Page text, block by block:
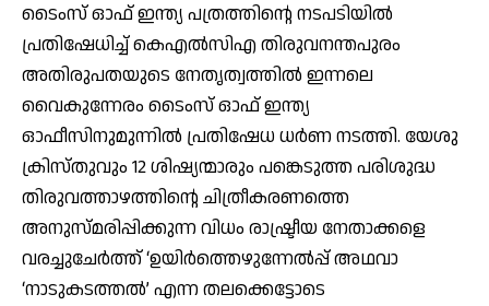
ടൈംസ് ഓഫ് ഇന്ത്യ പത്രത്തിന്റെ നടപടിയില്‍
പ്രതിഷേധിച്ച് കെഎല്‍സിഎ തിരുവനന്തപുരം
അതിരുപതയുടെ നേതൃത്വത്തില്‍ ഇന്നലെ
വൈകുന്നേരം ടൈംസ് ഓഫ് ഇന്ത്യ
ഓഫീസിനുമുന്നില്‍ പ്രതിഷേധ ധര്‍ണ നടത്തി. യേശു
ക്രിസ്തുവും 12 ശിഷ്യന്മാരും പങ്കെടുത്ത പരിശുദ്ധ
തിരുവത്താഴത്തിന്റെ ചിത്രീകരണത്തെ
അനുസ്മരിപ്പിക്കുന്ന വിധം രാഷ്ട്രീയ നേതാക്കളെ
വരച്ചുചേര്‍ത്ത് ‘ഉയിര്‍ത്തെഴുന്നേല്‍പ്പ് അഥവാ
‘നാടുകടത്തല്‍’ എന്ന തലക്കെട്ടോടെ